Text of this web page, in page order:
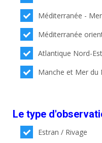
Méditerranée -
Méditerranée
Atlantique Nord-Est
Manche et Mer du
Le type
Estran / Rivage